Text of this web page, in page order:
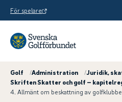
För spelare
Golf /Administration /Juridik,
Skriften Skatter och golf –
4. Allmänt om beskattning av